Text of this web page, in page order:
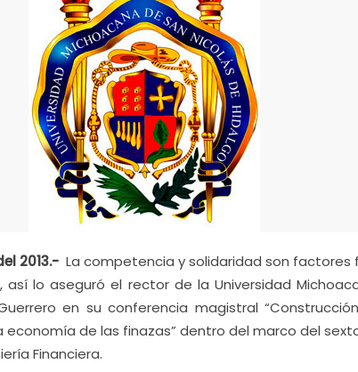
2013.- La competencia y solidaridad son
lo aseguró el rector de la Universidad
en su conferencia magistral
de las finazas” dentro del marco del
Financiera.